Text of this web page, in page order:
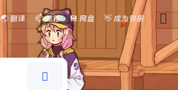
🌏 翻译 📫 邮箱 💾 网盘 👋 成为邻居